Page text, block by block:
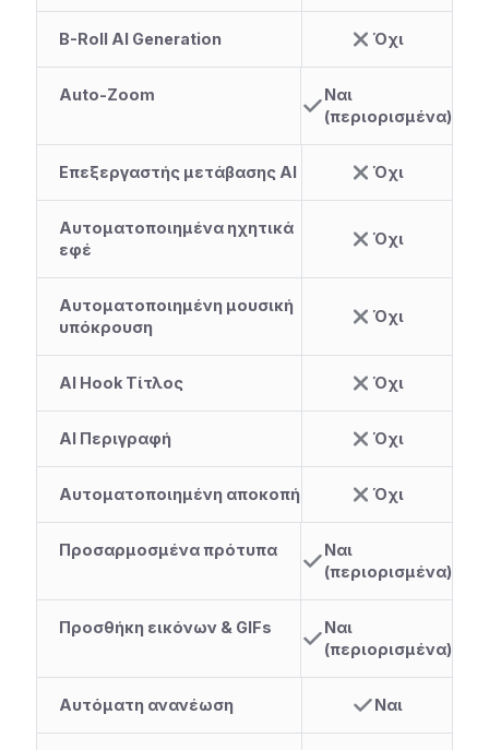
B-Roll AI Generation Όχι
Auto-Zoom
Ναι
(περιορισμένα)
Επεξεργαστής μετάβασης AI Όχι
Αυτοματοποιημένα ηχητικά
εφέ
Όχι
Αυτοματοποιημένη μουσική
υπόκρουση
Όχι
AI Hook Τίτλος Όχι
AI Περιγραφή Όχι
Αυτοματοποιημένη αποκοπή Όχι
Προσαρμοσμένα πρότυπα
Ναι
(περιορισμένα)
Προσθήκη εικόνων & GIFs
Ναι
(περιορισμένα)
Αυτόματη ανανέωση Ναι